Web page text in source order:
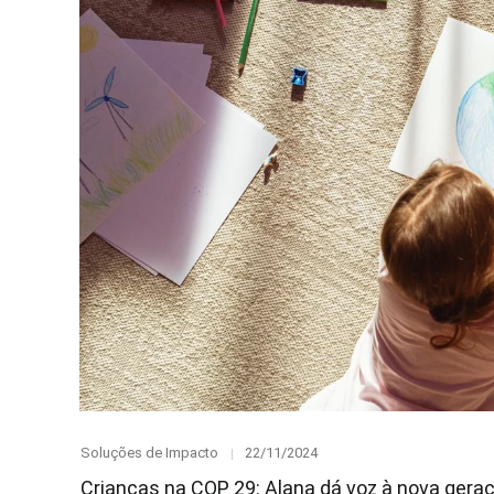
Category
Soluções de Impacto
Posted
22/11/2024
Crianças na COP 29: Alana dá voz à nova